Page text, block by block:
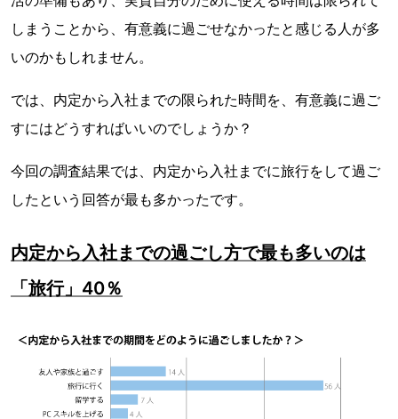
しまうことから、有意義に過ごせなかったと感じる人が多
いのかもしれません。
では、内定から入社までの限られた時間を、有意義に過ご
すにはどうすればいいのでしょうか？
今回の調査結果では、内定から入社までに旅行をして過ご
したという回答が最も多かったです。
内定から入社までの過ごし方で最も多いのは
「旅行」40％